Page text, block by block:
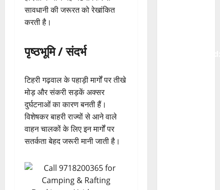
सावधानी की जरूरत को रेखांकित
करती है।
पृष्ठभूमि / संदर्भ
टिहरी गढ़वाल के पहाड़ी मार्गों पर तीखे
मोड़ और संकरी सड़कें अक्सर
दुर्घटनाओं का कारण बनती हैं।
विशेषकर बाहरी राज्यों से आने वाले
वाहन चालकों के लिए इन मार्गों पर
सतर्कता बेहद जरूरी मानी जाती है।